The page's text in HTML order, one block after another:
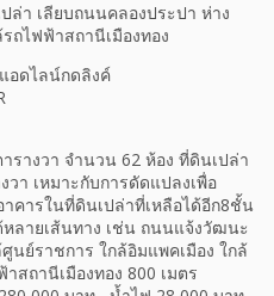
า เลียบถนนคลองประปา ห่าง
ถไฟฟ้าสถานีเมืองทอง
อดไลน์กดลิงค์
รางวา จำนวน 62 ห้อง ที่ดินเปล่า
วา เหมาะกับการดัดแปลงเพื่อ
คารในที่ดินเปล่าที่เหลือได้อีก8ชั้น
หลายเส้นทาง เช่น ถนนแจ้งวัฒนะ
ย์ราชการ ใกล้อิมแพคเมือง ใกล้
สถานีเมืองทอง 800 เมตร